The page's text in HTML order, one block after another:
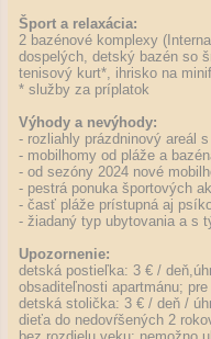
Šport a relaxácia:
2 bazénové komplexy
dospelých, detský bazén so
tenisový kurt*, ihrisko na
* služby za príplatok
Výhody a nevýhody:
- rozliahly prázdninový areál
- mobilhomy od pláže a
- od sezóny 2024 nové
- pestrá ponuka športových
- časť pláže prístupná aj
- žiadaný typ ubytovania a s
Upozornenie:
detská postieľka: 3 € /
obsaditeľnosti apartmánu;
detská stolička: 3 € / deň /
dieťa do nedovŕšených 2